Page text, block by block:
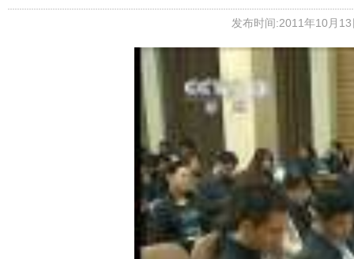
发布时间:2011年10月